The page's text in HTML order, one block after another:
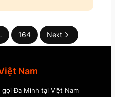
164 Next
Nam
Đa Minh tại Việt Nam